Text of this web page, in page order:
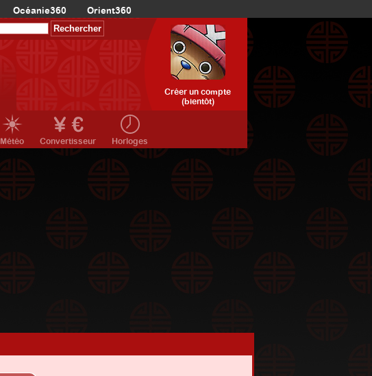
Océanie360 Orient360
Créer un compte
(bientôt)
Météo Convertisseur Horloges